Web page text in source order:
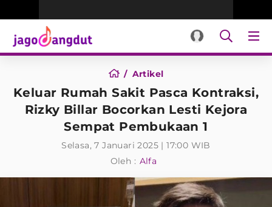
Artikel
Keluar Rumah Sakit Pasca Kontraksi,
Rizky Billar Bocorkan Lesti Kejora
Sempat Pembukaan 1
Selasa, 7 Januari 2025 | 17:00 WIB
Oleh : Alfa